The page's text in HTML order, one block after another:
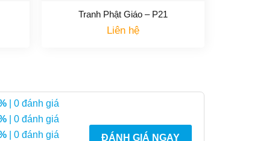
Tranh Phật Giáo – P21
Liên hệ
| 0 đánh giá
| 0 đánh giá
| 0 đánh giá
ĐÁNH GIÁ NGAY